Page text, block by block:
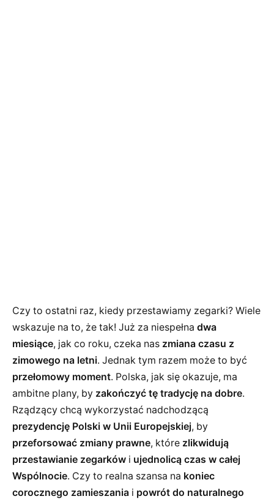
Czy to ostatni raz, kiedy przestawiamy zegarki? Wiele
wskazuje na to, że tak! Już za niespełna dwa
miesiące, jak co roku, czeka nas zmiana czasu z
zimowego na letni. Jednak tym razem może to być
przełomowy moment. Polska, jak się okazuje, ma
ambitne plany, by zakończyć tę tradycję na dobre.
Rządzący chcą wykorzystać nadchodzącą
prezydencję Polski w Unii Europejskiej, by
przeforsować zmiany prawne, które zlikwidują
przestawianie zegarków i ujednolicą czas w całej
Wspólnocie. Czy to realna szansa na koniec
corocznego zamieszania i powrót do naturalnego